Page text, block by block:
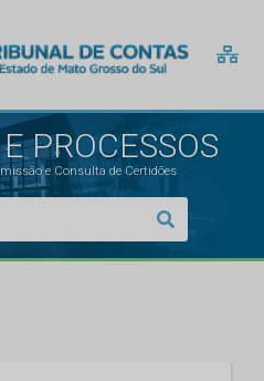
PROCESSOS
e Consulta de Certidões